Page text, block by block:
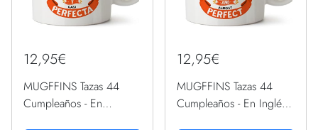
12,95€
MUGFFINS Tazas 44
Cumpleaños - En
12,95€
MUGFFINS Tazas 44
Cumpleaños - En Inglés -